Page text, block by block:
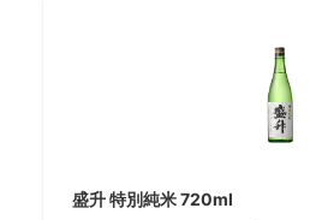
盛升 特別純米 720ml